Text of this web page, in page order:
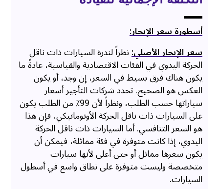
أسطورة سعر الإيجار:
سعر الإيجار الأصلي:نظراً لندرة السيارات ذات ناقل
الحركة اليدوي في الفئات الاقتصادية والقياسية، عادةً ما
يكون هناك فرق بسيط في السعر، إن وجد، أو يكون
العكس هو الصحيح. تحدد شركات التأجير أسعار
سياراتها حسب الطلب، ونظراً لأن 99٪ من الطلب يكون
على السيارات ذات ناقل الحركة الأوتوماتيكي، فإن هذا
هو السعر التنافسي. أما السيارات ذات ناقل الحركة
اليدوي، إذا كانت متوفرة في فئة مماثلة، فيمكن أن
يكون سعرها مماثل أو حتى أعلى لأنها سيارات
متخصصة وليست متوفرة على نطاق واسع في أسطول
السيارات.